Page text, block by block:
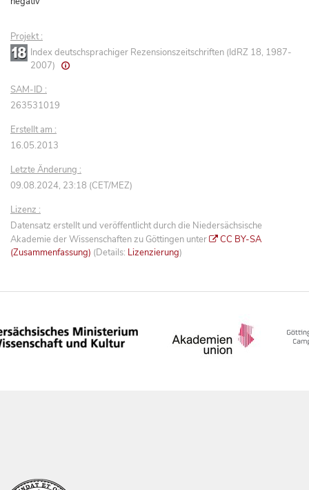
Projekt :
Index deutschsprachiger Rezensionszeitschriften (IdRZ 18, 1987-
2007)
SAM-ID :
263531019
Erstellt am :
16.05.2013
Letzte Änderung :
09.08.2024, 23:18 (CET/MEZ)
Lizenz :
Datensatz erstellt und veröffentlicht durch die Niedersächsische
Akademie der Wissenschaften zu Göttingen unter
CC BY-SA
(Zusammenfassung) (Details: Lizenzierung)